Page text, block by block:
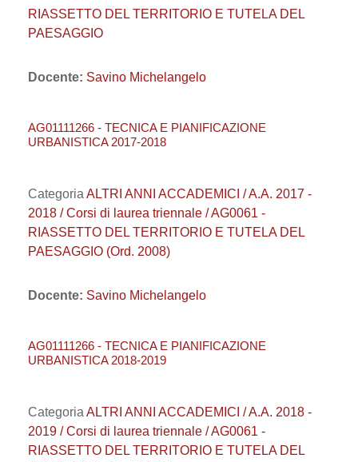
RIASSETTO DEL TERRITORIO E TUTELA DEL
PAESAGGIO
Docente: Savino Michelangelo
AG01111266 - TECNICA E PIANIFICAZIONE
URBANISTICA 2017-2018
Categoria ALTRI ANNI ACCADEMICI / A.A. 2017 -
2018 / Corsi di laurea triennale / AG0061 -
RIASSETTO DEL TERRITORIO E TUTELA DEL
PAESAGGIO (Ord. 2008)
Docente: Savino Michelangelo
AG01111266 - TECNICA E PIANIFICAZIONE
URBANISTICA 2018-2019
Categoria ALTRI ANNI ACCADEMICI / A.A. 2018 -
2019 / Corsi di laurea triennale / AG0061 -
RIASSETTO DEL TERRITORIO E TUTELA DEL